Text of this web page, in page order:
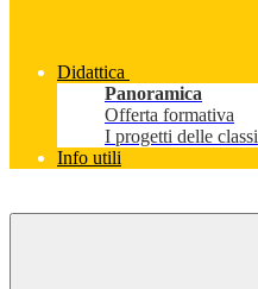
Didattica
Panoramica
Offerta formativa
I progetti delle classi
Info utili